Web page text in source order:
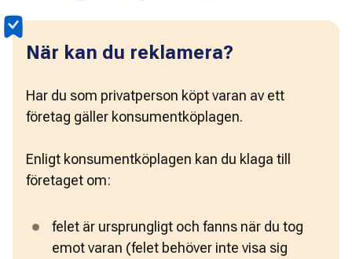
När kan du reklamera?
Har du som privatperson köpt varan av ett
företag gäller konsumentköplagen.
Enligt konsumentköplagen kan du klaga till
företaget om:
felet är ursprungligt och fanns när du tog
emot varan (felet behöver inte visa sig